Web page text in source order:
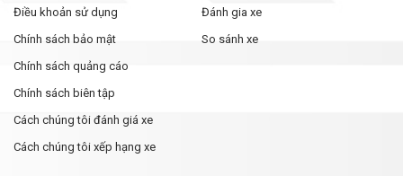
Điều khoản sử dụng
Chính sách bảo mật
Chính sách quảng cáo
Chính sách biên tập
Cách chúng tôi đánh giá xe
Cách chúng tôi xếp hạng xe
Đánh gia xe
So sánh xe